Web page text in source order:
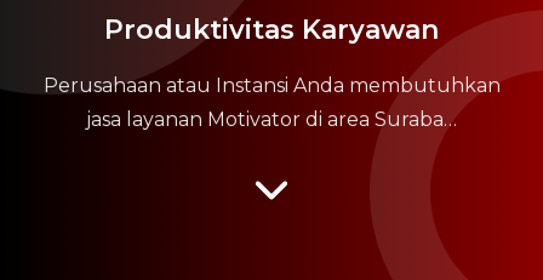
Produktivitas Karyawan
Perusahaan atau Instansi Anda membutuhkan
jasa layanan Motivator di area Suraba…